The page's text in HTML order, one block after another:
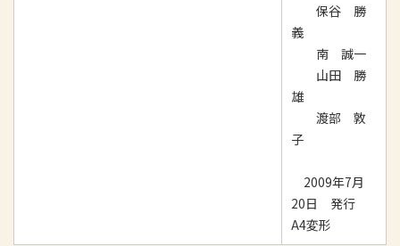
保谷 勝
義
南 誠一
山田 勝
雄
渡部 敦
子
2009年7月
20日 発行
A4変形